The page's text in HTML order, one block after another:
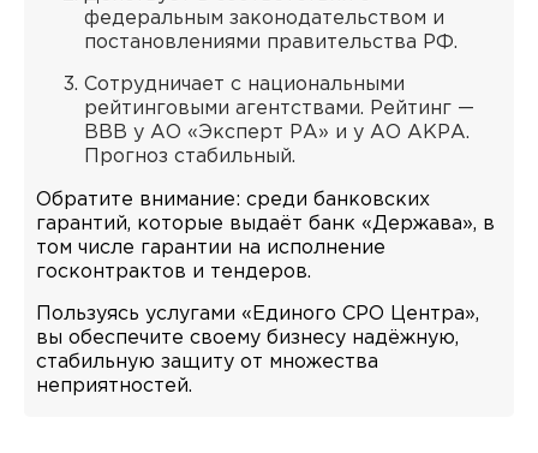
федеральным законодательством и
постановлениями правительства РФ.
Сотрудничает с национальными
рейтинговыми агентствами. Рейтинг —
BBB у АО «Эксперт РА» и у АО АКРА.
Прогноз стабильный.
Обратите внимание: среди банковских
гарантий, которые выдаёт банк «Держава», в
том числе гарантии на исполнение
госконтрактов и тендеров.
Пользуясь услугами «Единого СРО Центра»,
вы обеспечите своему бизнесу надёжную,
стабильную защиту от множества
неприятностей.